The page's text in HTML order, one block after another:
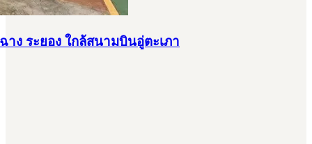
ง ระยอง ใกล้สนามบินอู่ตะเภา